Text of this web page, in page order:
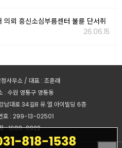
의뢰 흥신소심부름센터 불륜 단서취
26.06.15
818-1538
사무소 / 대표 : 조훈래
: 수원 영통구 영통동
남대로 34길8 유.엘.아이빌딩 6층
호 : 299-13-02501
: 1688-8922